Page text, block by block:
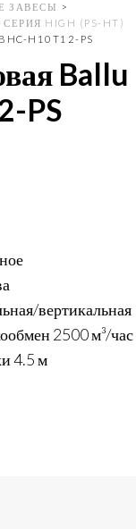
ЗАВЕСЫ
>
СЕРИЯ HIGH (PS-HT)
H10T12-PS
Ballu
PS
вертикальная
2500 м³/час
4.5 м